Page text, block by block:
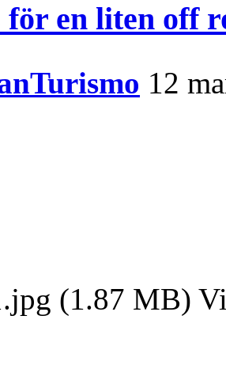
för en liten off
12
(1.87 MB)